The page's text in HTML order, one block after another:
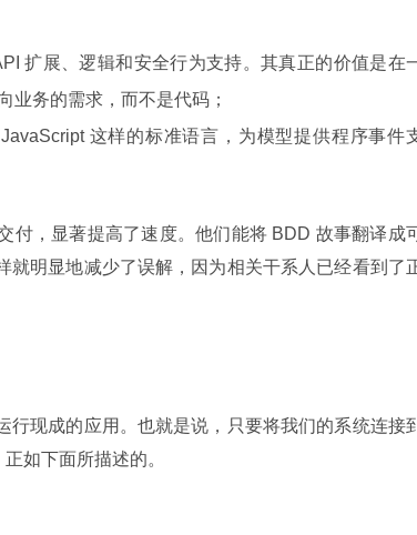
扩展、逻辑和安全行为支持。其真正的价值是在
业务的需求，而不是代码；
这样的标准语言，为模型提供程序事件
付，显著提高了速度。他们能将 BDD 故事翻译成
明显地减少了误解，因为相关干系人已经看到了
现成的应用。也就是说，只要将我们的系统连接
如下面所描述的。